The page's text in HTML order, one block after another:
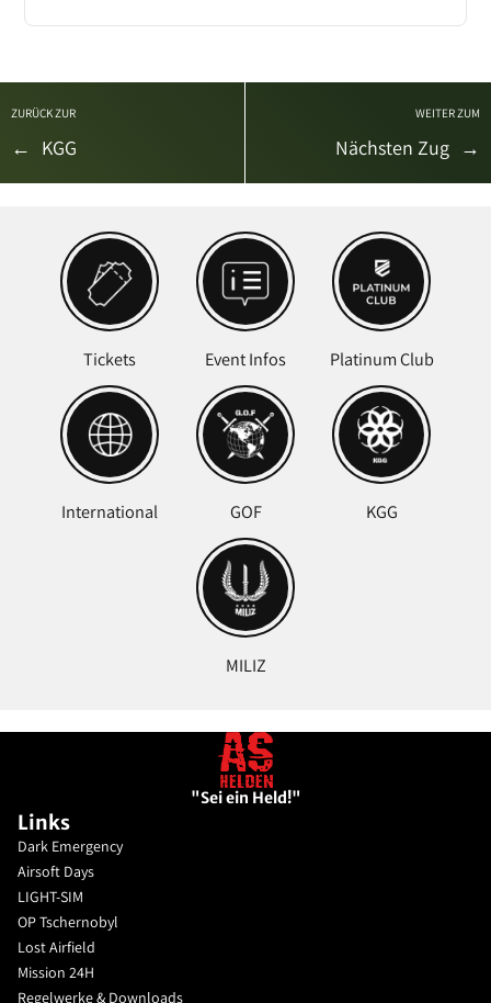
ZURÜCK ZUR
← KGG
WEITER ZUM
Nächsten Zug →
Tickets Event Infos Platinum Club
International GOF KGG
MILIZ
"Sei ein Held!"
Links
Dark Emergency
Airsoft Days
LIGHT-SIM
OP Tschernobyl
Lost Airfield
Mission 24H
Regelwerke & Downloads